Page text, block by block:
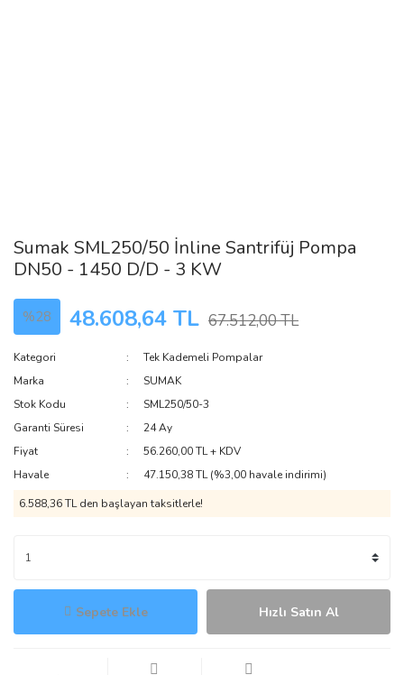
Sumak SML250/50 İnline Santrifüj Pompa
DN50 - 1450 D/D - 3 KW
%28 48.608,64 TL 67.512,00 TL
Kategori
Tek Kademeli Pompalar
Marka
SUMAK
Stok Kodu
SML250/50-3
Garanti Süresi
24 Ay
Fiyat
56.260,00 TL + KDV
Havale
47.150,38 TL (%3,00 havale indirimi)
6.588,36 TL den başlayan taksitlerle!
Sepete Ekle Hızlı Satın Al